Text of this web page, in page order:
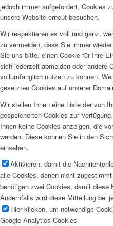
jedoch immer aufgefordert, Cookies
unsere Website erneut besuchen.
Wir respektieren es voll und ganz,
zu vermeiden, dass Sie immer
Sie uns bitte, einen Cookie für Ihre
sich jederzeit abmelden oder andere
vollumfänglich nutzen zu können.
gesetzten Cookies auf unserer
Wir stellen Ihnen eine Liste der von
gespeicherten Cookies zur
Ihnen keine Cookies anzeigen, die
werden. Diese können Sie in den
einsehen.
Aktivieren, damit die
alle Cookies, denen nicht
benötigen zwei Cookies, damit diese
Andernfalls wird diese Mitteilung bei
Hier klicken, um notwendige
Google Analytics Cookies